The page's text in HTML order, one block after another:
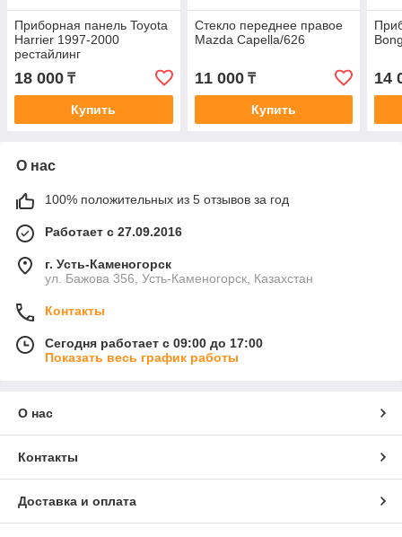
Приборная панель Toyota
Harrier 1997-2000
рестайлинг
18 000 ₸
Купить
Стекло переднее правое
Mazda Capella/626
11 000₸
Купить
14
О нас
100% положительных из 5 отзывов за год
Работает с 27.09.2016
г. Усть-Каменогорск
ул. Бажова 356, Усть-Каменогорск, Казахстан
Контакты
Сегодня работает с 09:00 до 17:00
Показать весь график работы
О нас
Контакты
Доставка и оплата